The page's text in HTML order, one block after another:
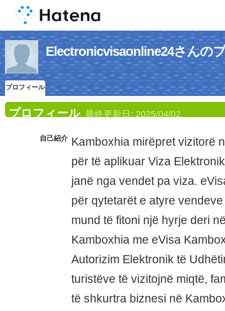
Electronicvisaonline24さんの
プロフィール
プロフィール 最終更新日: 2025/04/02
自己紹介 Kamboxhia mirëpret vizitorë
për të aplikuar Viza
janë nga vendet pa viza.
për qytetarët e atyre
mund të fitoni një hyrje deri
Kamboxhia me eVisa
Autorizim Elektronik të
turistëve të vizitojnë miqtë,
të shkurtra biznesi në